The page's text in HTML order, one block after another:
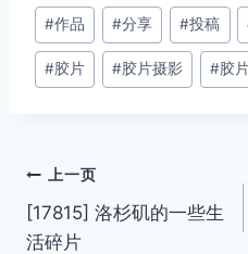
文
章
标
#作品 #分享 #投稿
#胶片 #胶片摄影 #胶
文
章
上一页
[17815] 洛杉矶的一些生
活碎片